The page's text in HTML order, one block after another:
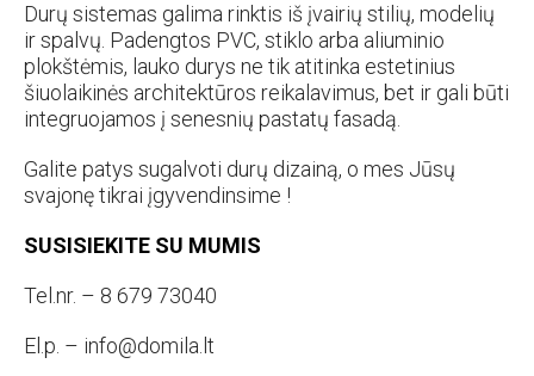
Durų sistemas galima rinktis iš įvairių stilių, modelių
ir spalvų. Padengtos PVC, stiklo arba aliuminio
plokštėmis, lauko durys ne tik atitinka estetinius
šiuolaikinės architektūros reikalavimus, bet ir gali būti
integruojamos į senesnių pastatų fasadą.
Galite patys sugalvoti durų dizainą, o mes Jūsų
svajonę tikrai įgyvendinsime !
SUSISIEKITE SU MUMIS
Tel.nr. – 8 679 73040
El.p. – info@domila.lt